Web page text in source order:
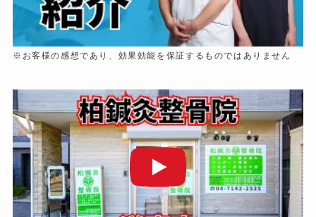
※お客様の感想であり、効果効能を保証するものではありません